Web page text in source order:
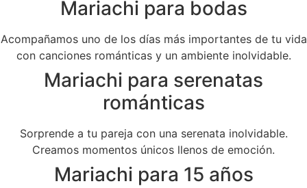
Mariachi para bodas
Acompañamos uno de los días más importantes de tu vida
con canciones románticas y un ambiente inolvidable.
Mariachi para serenatas
románticas
Sorprende a tu pareja con una serenata inolvidable.
Creamos momentos únicos llenos de emoción.
Mariachi para 15 años